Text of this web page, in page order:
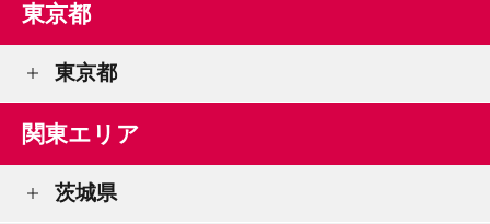
東京都
東京都
関東エリア
茨城県